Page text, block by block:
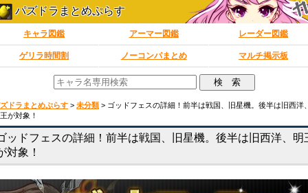
パズドラまとめぷらす
キャラ図鑑 アーマー図鑑 レーダー図鑑
ゲリラ時間割 ノーコンパまとめ マルチ掲示板
ドラまとめぷらす > 未分類 > ゴッドフェスの詳細！前半は戦国、旧星機。後半は旧西洋
が対象！
ッドフェスの詳細！前半は戦国、旧星機。後半は旧西洋、明
対象！